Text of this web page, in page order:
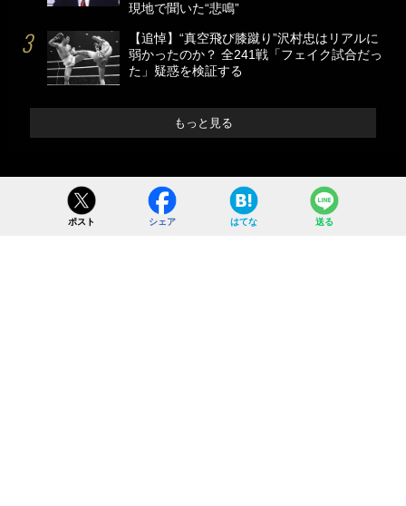
現地で聞いた“悲鳴”
【追悼】“真空飛び膝蹴り”沢村忠はリアルに
弱かったのか？ 全241戦「フェイク試合だっ
た」疑惑を検証する
もっと見る
ポスト シェア はてな 送る